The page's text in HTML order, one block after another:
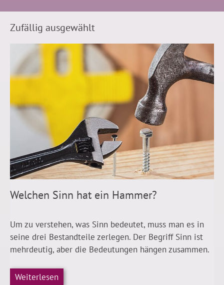
Zufällig ausgewählt
Welchen Sinn hat ein Hammer?
Um zu verstehen, was Sinn bedeutet, muss man es in
seine drei Bestandteile zerlegen. Der Begriff Sinn ist
mehrdeutig, aber die Bedeutungen hängen zusammen.
Weiterlesen